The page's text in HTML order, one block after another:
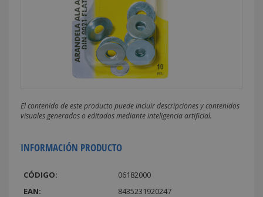
El contenido de este producto puede incluir descripciones y contenidos
visuales generados o editados mediante inteligencia artificial.
INFORMACIÓN PRODUCTO
CÓDIGO:
06182000
EAN:
8435231920247